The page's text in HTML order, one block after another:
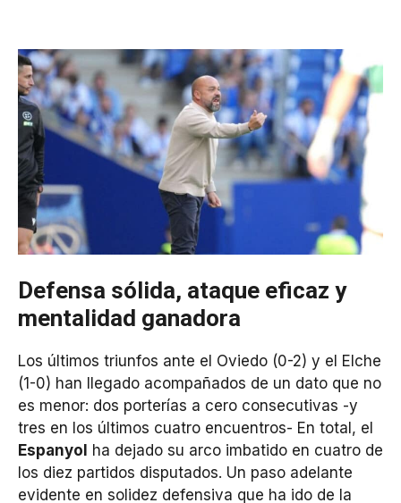
Defensa sólida, ataque eficaz y
mentalidad ganadora
Los últimos triunfos ante el Oviedo (0-2) y el Elche
(1-0) han llegado acompañados de un dato que no
es menor: dos porterías a cero consecutivas -y
tres en los últimos cuatro encuentros- En total, el
Espanyol
ha dejado su arco imbatido en cuatro de
los diez partidos disputados. Un paso adelante
evidente en solidez defensiva que ha ido de la